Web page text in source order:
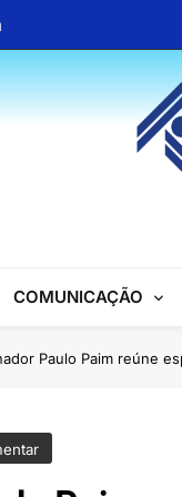
COMUNICAÇÃO
Paulo Paim reúne